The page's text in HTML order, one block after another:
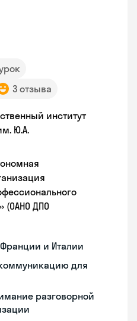
3 отзыва
институт
Ю.А.
(ОАНО ДПО
и Италии
для
разговорной